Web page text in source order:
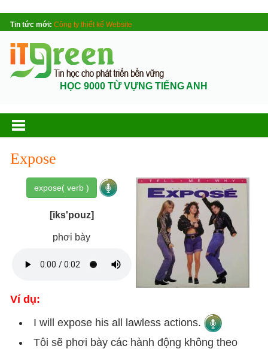
Tin tức mới: Công ty thiết kế Website
HỌC 9000 TỪ VỰNG TIẾNG ANH
Expose
expose( verb )
[iks'pouz]
phơi bày
Ví dụ:
I will expose his all lawless actions.
Tôi sẽ phơi bày các hành động không theo